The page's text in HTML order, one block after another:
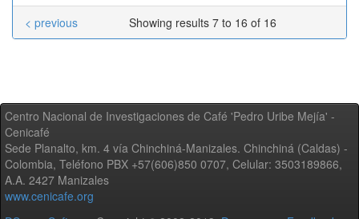
Showing results 7 to 16 of 16
< previous
Centro Nacional de Investigaciones de Café 'Pedro Uribe Mejía' -
Cenicafé
Sede Planalto, km. 4 vía Chinchiná-Manizales. Chinchiná (Caldas) -
Colombia, Teléfono PBX +57(606)850 0707, Celular: 3503189866,
A.A. 2427 Manizales
www.cenicafe.org